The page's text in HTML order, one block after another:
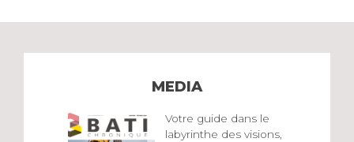
MEDIA
Votre guide dans le
labyrinthe des visions,